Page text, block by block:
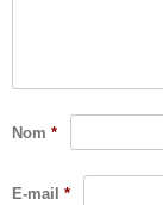
Nom *
E-mail *